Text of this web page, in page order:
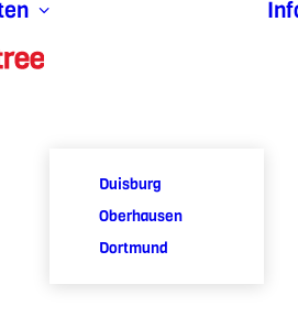
Duisburg
Oberhausen
Dortmund